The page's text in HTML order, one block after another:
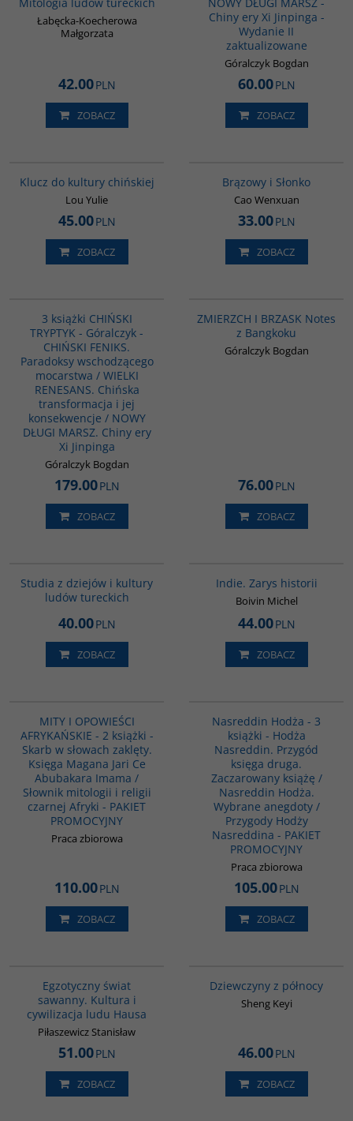
Łabęcka-Koecherowa
Małgorzata
42.00PLN
ZOBACZ
Chiny ery Xi Jinpinga -
Wydanie II
zaktualizowane
Góralczyk Bogdan
60.00PLN
ZOBACZ
Klucz do kultury chińskiej
Lou Yulie
45.00PLN
ZOBACZ
Brązowy i Słonko
Cao Wenxuan
33.00PLN
ZOBACZ
3 książki CHIŃSKI
TRYPTYK - Góralczyk -
CHIŃSKI FENIKS.
Paradoksy wschodzącego
mocarstwa / WIELKI
RENESANS. Chińska
transformacja i jej
konsekwencje / NOWY
DŁUGI MARSZ. Chiny ery
Xi Jinpinga
Góralczyk Bogdan
179.00PLN
ZOBACZ
ZMIERZCH I BRZASK Notes
z Bangkoku
Góralczyk Bogdan
76.00PLN
ZOBACZ
Studia z dziejów i kultury
ludów tureckich
40.00PLN
ZOBACZ
Indie. Zarys historii
Boivin Michel
44.00PLN
ZOBACZ
MITY I OPOWIEŚCI
AFRYKAŃSKIE - 2 książki -
Skarb w słowach zaklęty.
Księga Magana Jari Ce
Abubakara Imama /
Słownik mitologii i religii
czarnej Afryki - PAKIET
PROMOCYJNY
Praca zbiorowa
110.00PLN
ZOBACZ
Nasreddin Hodża - 3
książki - Hodża
Nasreddin. Przygód
księga druga.
Zaczarowany książę /
Nasreddin Hodża.
Wybrane anegdoty /
Przygody Hodży
Nasreddina - PAKIET
PROMOCYJNY
Praca zbiorowa
105.00PLN
ZOBACZ
Egzotyczny świat
sawanny. Kultura i
cywilizacja ludu Hausa
Piłaszewicz Stanisław
51.00PLN
ZOBACZ
Dziewczyny z północy
Sheng Keyi
46.00PLN
ZOBACZ